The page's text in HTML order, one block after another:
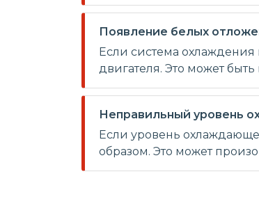
Появление белых
Если система охлаждения
двигателя. Это может
Неправильный уровень
Если уровень
образом. Это может